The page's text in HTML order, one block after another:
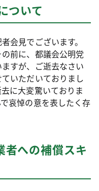
ついて
会見でございます。
前に、都議会公明党
すが、ご逝去なさい
いただいておりまし
に大変驚いておりま
哀悼の意を表したく存
者への補償スキ